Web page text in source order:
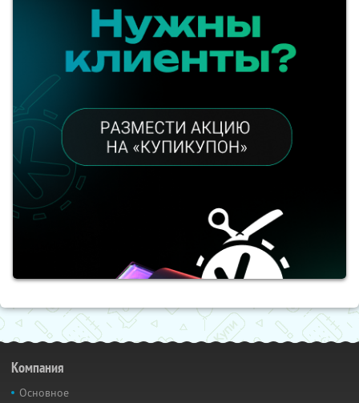
Компания
Основное